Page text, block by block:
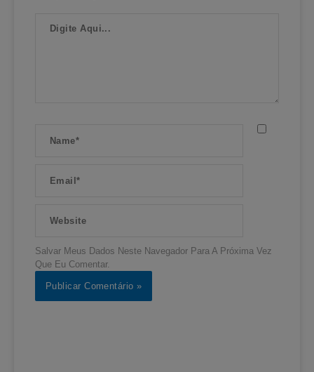
Aqui...
Salvar Meus Dados Neste Navegador Para A Próxima Vez
Que Eu Comentar.